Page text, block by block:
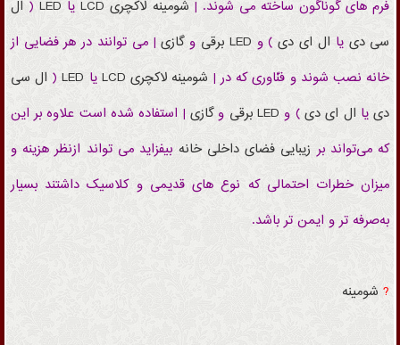
فرم های گوناگون ساخته می شوند. | شومینه لاکچری LCDیا LED
( ال
سی دی یا ال ای دی) و LED برقی وگازی| می توانند در هر فضایی از
خانه نصب شوند و فنّاوری که در | شومینه لاکچری LCD یا LED
( ال سی
دییا ال ای دی) و LED برقی وگازی| استفاده شده است علاوه بر این
که می‌تواند بر زیبایی فضای داخلی خانه بیفزاید می تواند ازنظر هزینه و
میزان خطرات احتمالی که نوع های قدیمی و کلاسیک داشتند بسیار
به‌صرفه تر و ایمن تر باشد.
? شومینه